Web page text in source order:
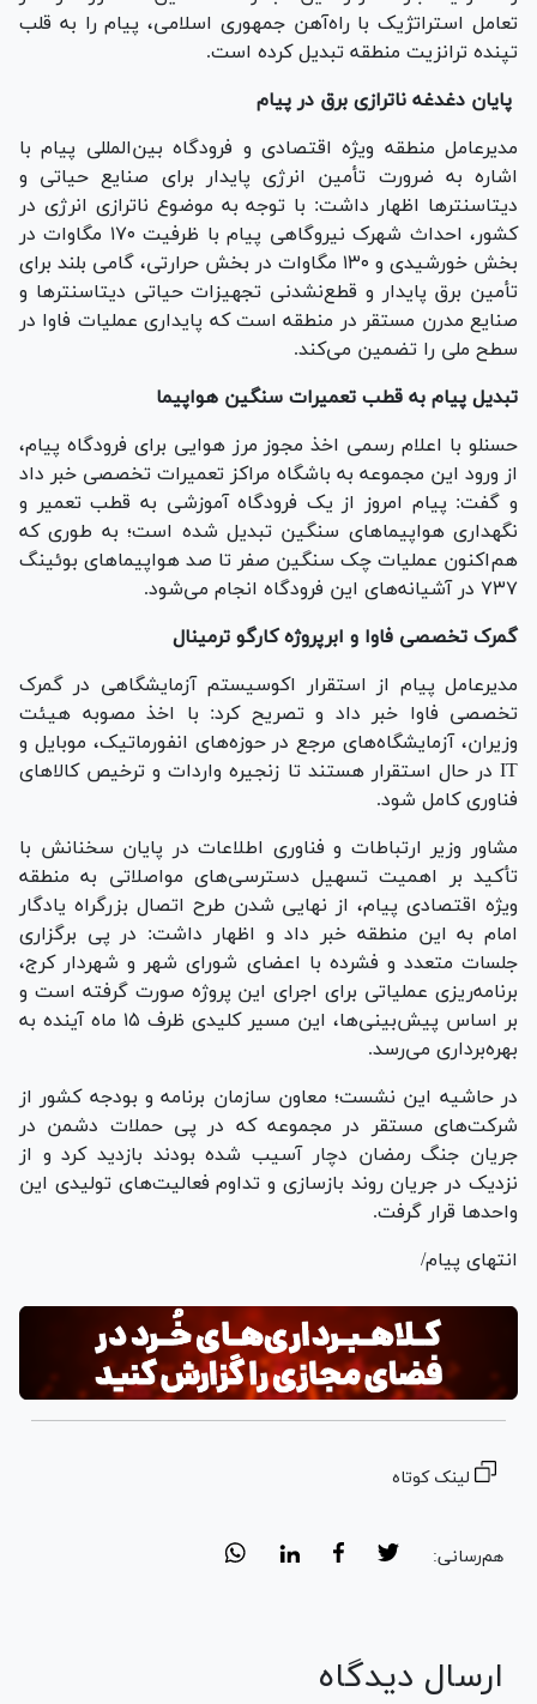
تعامل استراتژیک با راه‌آهن جمهوری اسلامی، پیام را به قلب
تپنده ترانزیت منطقه تبدیل کرده است.
پایان دغدغه ناترازی برق در پیام
مدیرعامل منطقه ویژه اقتصادی و فرودگاه بین‌المللی پیام با
اشاره به ضرورت تأمین انرژی پایدار برای صنایع حیاتی و
دیتاسنتر‌ها اظهار داشت: با توجه به موضوع ناترازی انرژی در
کشور، احداث شهرک نیروگاهی پیام با ظرفیت ۱۷۰ مگاوات در
بخش خورشیدی و ۱۳۰ مگاوات در بخش حرارتی، گامی بلند برای
تأمین برق پایدار و قطع‌نشدنی تجهیزات حیاتی دیتاسنتر‌ها و
صنایع مدرن مستقر در منطقه است که پایداری عملیات فاوا در
سطح ملی را تضمین می‌کند.
تبدیل پیام به قطب تعمیرات سنگین هواپیما
حسنلو با اعلام رسمی اخذ مجوز مرز هوایی برای فرودگاه پیام،
از ورود این مجموعه به باشگاه مراکز تعمیرات تخصصی خبر داد
و گفت: پیام امروز از یک فرودگاه آموزشی به قطب تعمیر و
نگهداری هواپیما‌های سنگین تبدیل شده است؛ به طوری که
هم‌اکنون عملیات چک سنگین صفر تا صد هواپیما‌های بوئینگ
۷۳۷ در آشیانه‌های این فرودگاه انجام می‌شود.
گمرک تخصصی فاوا و ابرپروژه کارگو ترمینال
مدیرعامل پیام از استقرار اکوسیستم آزمایشگاهی در گمرک
تخصصی فاوا خبر داد و تصریح کرد: با اخذ مصوبه هیئت
وزیران، آزمایشگاه‌های مرجع در حوزه‌های انفورماتیک، موبایل و
IT در حال استقرار هستند تا زنجیره واردات و ترخیص کالا‌های
فناوری کامل شود.
مشاور وزیر ارتباطات و فناوری اطلاعات در پایان سخنانش با
تأکید بر اهمیت تسهیل دسترسی‌های مواصلاتی به منطقه
ویژه اقتصادی پیام، از نهایی شدن طرح اتصال بزرگراه یادگار
امام به این منطقه خبر داد و اظهار داشت: در پی برگزاری
جلسات متعدد و فشرده با اعضای شورای شهر و شهردار کرج،
برنامه‌ریزی عملیاتی برای اجرای این پروژه صورت گرفته است و
بر اساس پیش‌بینی‌ها، این مسیر کلیدی ظرف ۱۵ ماه آینده به
بهره‌برداری می‌رسد.
در حاشیه این نشست؛ معاون سازمان برنامه و بودجه کشور از
شرکت‌های مستقر در مجموعه که در پی حملات دشمن در
جریان جنگ رمضان دچار آسیب شده بودند بازدید کرد و از
نزدیک در جریان روند بازسازی و تداوم فعالیت‌های تولیدی این
واحد‌ها قرار گرفت.
انتهای پیام/
لینک کوتاه
هم‌رسانی:
ارسال دیدگاه